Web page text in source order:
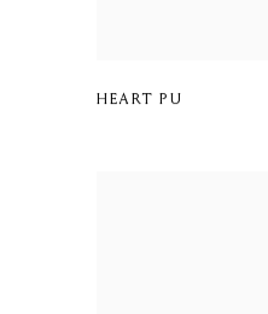
HEART PU